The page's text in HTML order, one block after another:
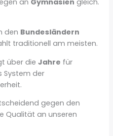
an Gymnasien gleich.
den Bundesländern
traditionell am meisten.
über dieJahre für
System der
gegen den
Qualität an unseren